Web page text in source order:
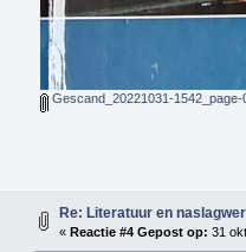
Gescand_20221031-1542_page-
Re: Literatuur en
« Reactie #4 Gepost op: 31